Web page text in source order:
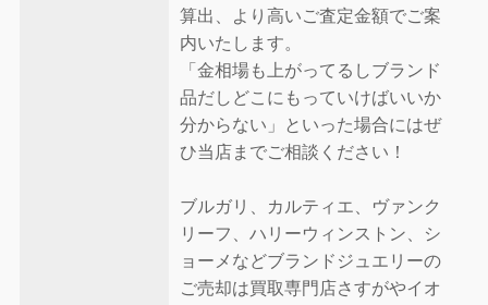
算出、より高いご査定金額でご案
内いたします。
「金相場も上がってるしブランド
品だしどこにもっていけばいいか
分からない」といった場合にはぜ
ひ当店までご相談ください！
ブルガリ、カルティエ、ヴァンク
リーフ、ハリーウィンストン、シ
ョーメなどブランドジュエリーの
ご売却は買取専門店さすがやイオ